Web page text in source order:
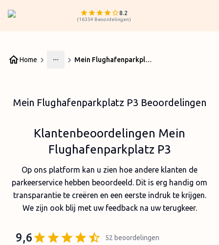
8.2
(16354 Beoordelingen)
Home
More
Mein Flughafenparkplatz P3 Beoordelingen
Mein Flughafenparkplatz P3 Beoordelingen
Klantenbeoordelingen Mein
Flughafenparkplatz P3
Op ons platform kan u zien hoe andere klanten de
parkeerservice hebben beoordeeld. Dit is erg handig om
transparantie te creëren en een eerste indruk te krijgen.
We zijn ook blij met uw feedback na uw terugkeer.
9,6 52 beoordelingen